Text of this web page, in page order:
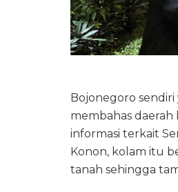
Bojonegoro
membahas
informasi terkait
Konon, kolam itu
tanah sehingga